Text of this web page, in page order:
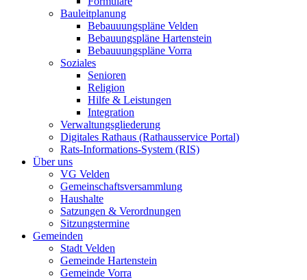
Bauleitplanung
Bebauuungspläne Velden
Bebauungspläne Hartenstein
Bebauuungspläne Vorra
Soziales
Senioren
Religion
Hilfe & Leistungen
Integration
Verwaltungsgliederung
Digitales Rathaus (Rathausservice Portal)
Rats-Informations-System (RIS)
Über uns
VG Velden
Gemeinschaftsversammlung
Haushalte
Satzungen & Verordnungen
Sitzungstermine
Gemeinden
Stadt Velden
Gemeinde Hartenstein
Gemeinde Vorra